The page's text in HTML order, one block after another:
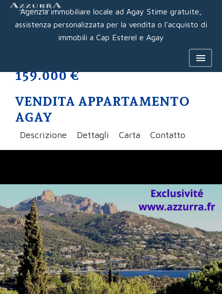
Agenzia immobiliare locale ad Agay Stime gratuite,
assistenza personalizzata per la vendita o l'acquisto di
immobili a Cap Esterel e Agay
VENDITA APPARTAMENTO
AGAY
159.000 €
Descrizione Dettagli Carta Contatto